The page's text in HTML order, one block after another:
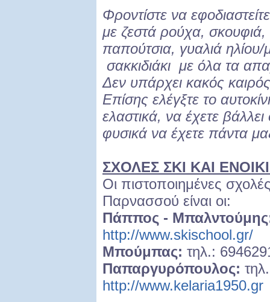
Φροντίστε να
με ζεστά ρούχα, σκουφιά,
παπούτσια, γυαλιά
σακκιδιάκι με όλα τα
Δεν υπάρχει κακός
Επίσης ελέγξτε το
ελαστικά, να έχετε
φυσικά να έχετε πάντα
ΣΧΟΛΕΣ ΣΚΙ ΚΑΙ
Οι πιστοποιημένες
Παρνασσού είναι οι:
Πάππος -
http://www.skischool.gr/
Μπούμπας: τηλ.:
Παπαργυρόπουλος:
http://www.kelaria1950.gr